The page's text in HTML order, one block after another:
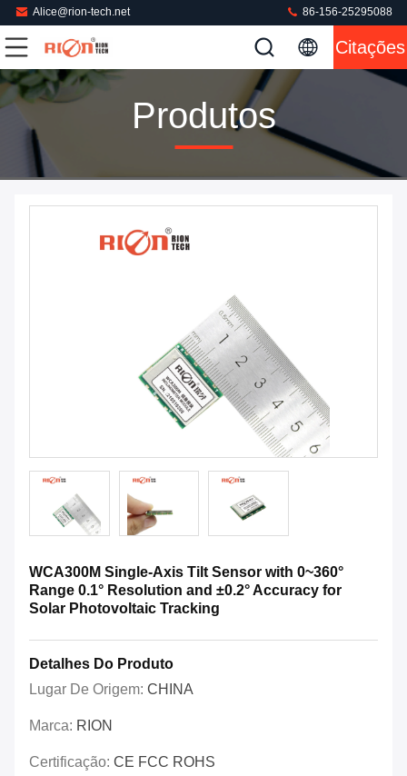
Alice@rion-tech.net 86-156-25295088
Citações
Produtos
WCA300M Single-Axis Tilt Sensor with 0~360°
Range 0.1° Resolution and ±0.2° Accuracy for
Solar Photovoltaic Tracking
Detalhes Do Produto
Lugar De Origem: CHINA
Marca: RION
Certificação: CE FCC ROHS